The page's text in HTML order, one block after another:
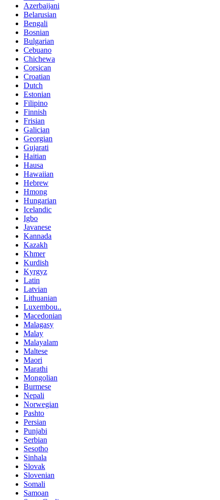
Azerbaijani
Belarusian
Bengali
Bosnian
Bulgarian
Cebuano
Chichewa
Corsican
Croatian
Dutch
Estonian
Filipino
Finnish
Frisian
Galician
Georgian
Gujarati
Haitian
Hausa
Hawaiian
Hebrew
Hmong
Hungarian
Icelandic
Igbo
Javanese
Kannada
Kazakh
Khmer
Kurdish
Kyrgyz
Latin
Latvian
Lithuanian
Luxembou..
Macedonian
Malagasy
Malay
Malayalam
Maltese
Maori
Marathi
Mongolian
Burmese
Nepali
Norwegian
Pashto
Persian
Punjabi
Serbian
Sesotho
Sinhala
Slovak
Slovenian
Somali
Samoan